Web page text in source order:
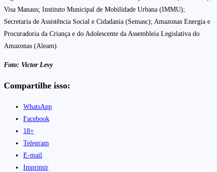
Visa Manaus; Instituto Municipal de Mobilidade Urbana (IMMU);
Secretaria de Assistência Social e Cidadania (Semasc); Amazonas Energia e
Procuradoria da Criança e do Adolescente da Assembleia Legislativa do
Amazonas (Aleam).
Foto: Victor Levy
Compartilhe isso:
WhatsApp
Facebook
18+
Telegram
E-mail
Imprimir